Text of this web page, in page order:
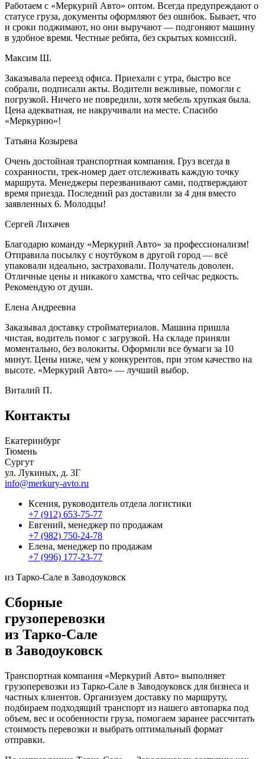
Работаем с «Меркурий Авто» оптом. Всегда предупреждают о
статусе груза, документы оформляют без ошибок. Бывает, что
и сроки поджимают, но они выручают — подгоняют машину
в удобное время. Честные ребята, без скрытых комиссий.
Максим Ш.
Заказывала переезд офиса. Приехали с утра, быстро все
собрали, подписали акты. Водители вежливые, помогли с
погрузкой. Ничего не повредили, хотя мебель хрупкая была.
Цена адекватная, не накручивали на месте. Спасибо
«Меркурию»!
Татьяна Козырева
Очень достойная транспортная компания. Груз всегда в
сохранности, трек-номер дает отслеживать каждую точку
маршрута. Менеджеры перезванивают сами, подтверждают
время приезда. Последний раз доставили за 4 дня вместо
заявленных 6. Молодцы!
Сергей Лихачев
Благодарю команду «Меркурий Авто» за профессионализм!
Отправила посылку с ноутбуком в другой город — всё
упаковали идеально, застраховали. Получатель доволен.
Отличные цены и никакого хамства, что сейчас редкость.
Рекомендую от души.
Елена Андреевна
Заказывал доставку стройматериалов. Машина пришла
чистая, водитель помог с загрузкой. На складе приняли
моментально, без волокиты. Оформили все бумаги за 10
минут. Цены ниже, чем у конкурентов, при этом качество на
высоте. «Меркурий Авто» — лучший выбор.
Виталий П.
Контакты
Екатеринбург
Тюмень
Сургут
ул. Лукиных, д. 3Г
info@merkury-avto.ru
Ксения, руководитель отдела логистики
+7 (912) 653-75-77
Евгений, менеджер по продажам
+7 (982) 750-24-78
Елена, менеджер по продажам
+7 (996) 177-23-77
из Тарко-Сале в Заводоуковск
Сборные
грузоперевозки
из Тарко-Сале
в Заводоуковск
Транспортная компания «Меркурий Авто» выполняет
грузоперевозки из Тарко-Сале в Заводоуковск для бизнеса и
частных клиентов. Организуем доставку по маршруту,
подбираем подходящий транспорт из нашего автопарка под
объем, вес и особенности груза, помогаем заранее рассчитать
стоимость перевозки и выбрать оптимальный формат
отправки.